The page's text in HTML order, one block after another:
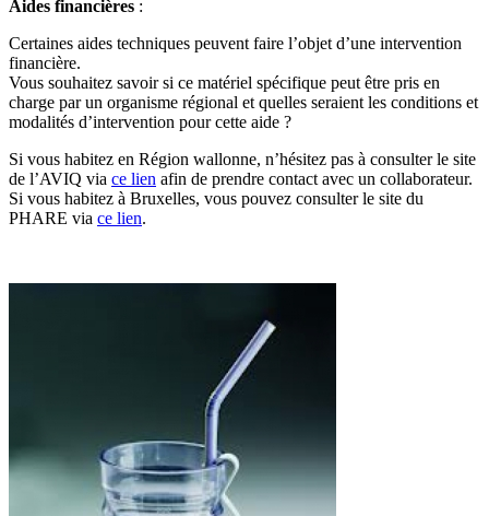
Aides financières :
Certaines aides techniques peuvent faire l’objet d’une intervention
financière.
Vous souhaitez savoir si ce matériel spécifique peut être pris en
charge par un organisme régional et quelles seraient les conditions et
modalités d’intervention pour cette aide ?
Si vous habitez en Région wallonne, n’hésitez pas à consulter le site
de l’AVIQ via ce lien afin de prendre contact avec un collaborateur.
Si vous habitez à Bruxelles, vous pouvez consulter le site du
PHARE via ce lien.